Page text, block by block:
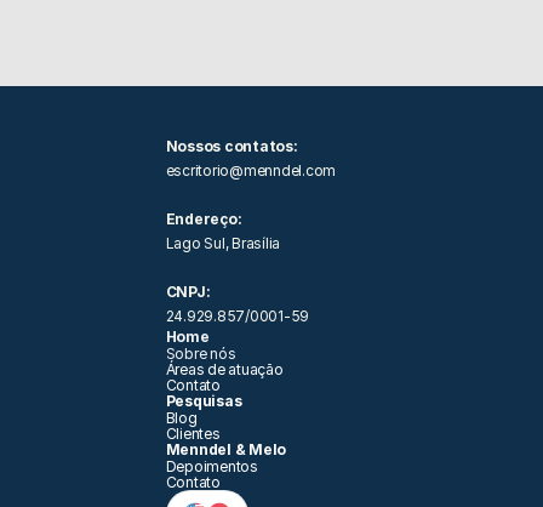
Nossos contatos:
escritorio@menndel.com
Endereço:
Lago Sul, Brasília
CNPJ:
24.929.857/0001-59
Home
Sobre nós
Áreas de atuação
Contato
Pesquisas
Blog
Clientes
Menndel & Melo
Depoimentos
Contato